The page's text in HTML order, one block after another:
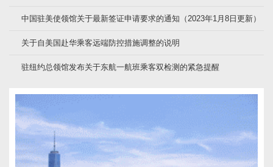
中国驻美使领馆关于最新签证申请要求的通知（2023年1月8日更新）
关于自美国赴华乘客远端防控措施调整的说明
驻纽约总领馆发布关于东航一航班乘客双检测的紧急提醒